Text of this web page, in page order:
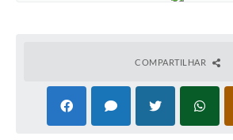
Serviços Online
COMPARTILHAR